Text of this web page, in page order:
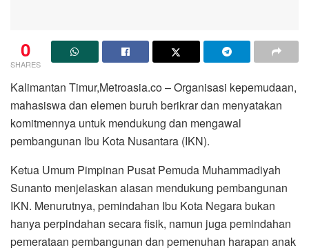
0
SHARES
Kalimantan Timur,Metroasia.co – Organisasi kepemudaan,
mahasiswa dan elemen buruh berikrar dan menyatakan
komitmennya untuk mendukung dan mengawal
pembangunan Ibu Kota Nusantara (IKN).
Ketua Umum Pimpinan Pusat Pemuda Muhammadiyah
Sunanto menjelaskan alasan mendukung pembangunan
IKN. Menurutnya, pemindahan Ibu Kota Negara bukan
hanya perpindahan secara fisik, namun juga pemindahan
pemerataan pembangunan dan pemenuhan harapan anak